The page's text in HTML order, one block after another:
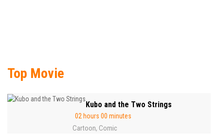
Top Movie
Kubo and the Two Strings
02 hours 00 minutes
Cartoon, Comic